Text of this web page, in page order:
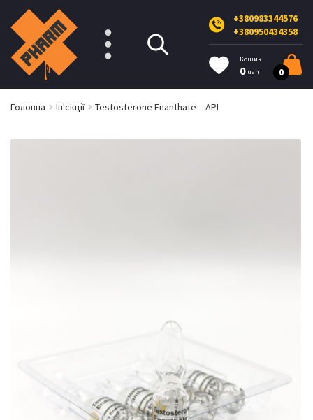
+380983344576
+380950434358
Кошик
0 uah 0
Головна Ін'єкції Testosterone Enanthate – API